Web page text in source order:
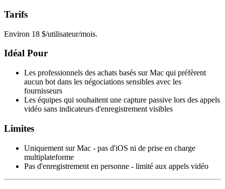
Tarifs
Environ 18 $/utilisateur/mois.
Idéal Pour
Les professionnels des achats basés sur Mac qui préfèrent
aucun bot dans les négociations sensibles avec les
fournisseurs
Les équipes qui souhaitent une capture passive lors des appels
vidéo sans indicateurs d'enregistrement visibles
Limites
Uniquement sur Mac - pas d'iOS ni de prise en charge
multiplateforme
Pas d'enregistrement en personne - limité aux appels vidéo